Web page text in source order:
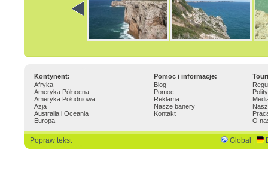
Kontynent: Pomoc i informacje:
Afryka
Ameryka Północna
Ameryka Południowa
Azja
Australia i Oceania
Europa
Blog
Pomoc
Reklama
Nasze banery
Kontakt
O
Popraw tekst Global